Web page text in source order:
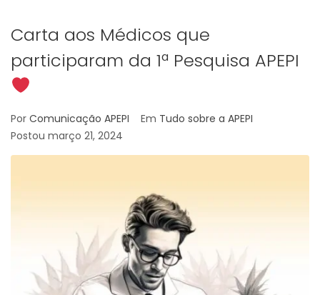
Carta aos Médicos que
participaram da 1ª Pesquisa APEPI
Por Comunicação APEPI Em Tudo sobre a APEPI
Postou março 21, 2024